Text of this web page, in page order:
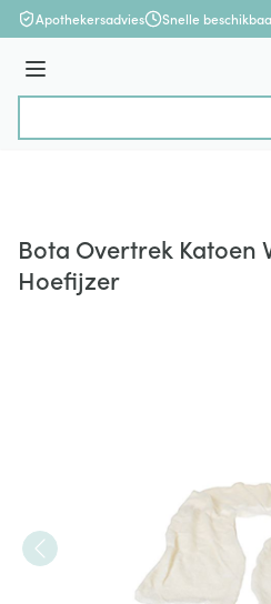
Ga naar de inhoud
Apothekersadvies Snelle
Menu
Bota Overtrek Katoen
Hoefijzer